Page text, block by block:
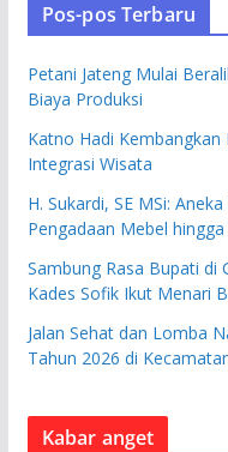
Pos-pos Terbaru
Petani Jateng Mulai
Biaya Produksi
Katno Hadi
Integrasi Wisata
H. Sukardi, SE MSi:
Pengadaan Mebel
Sambung Rasa Bupati di
Kades Sofik Ikut Menari
Jalan Sehat dan Lomba
Tahun 2026 di
Kabar anget